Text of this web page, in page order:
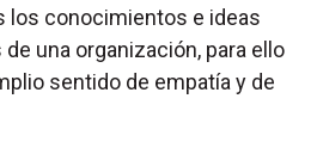
los conocimientos e ideas
una organización, para ello
sentido de empatía y de